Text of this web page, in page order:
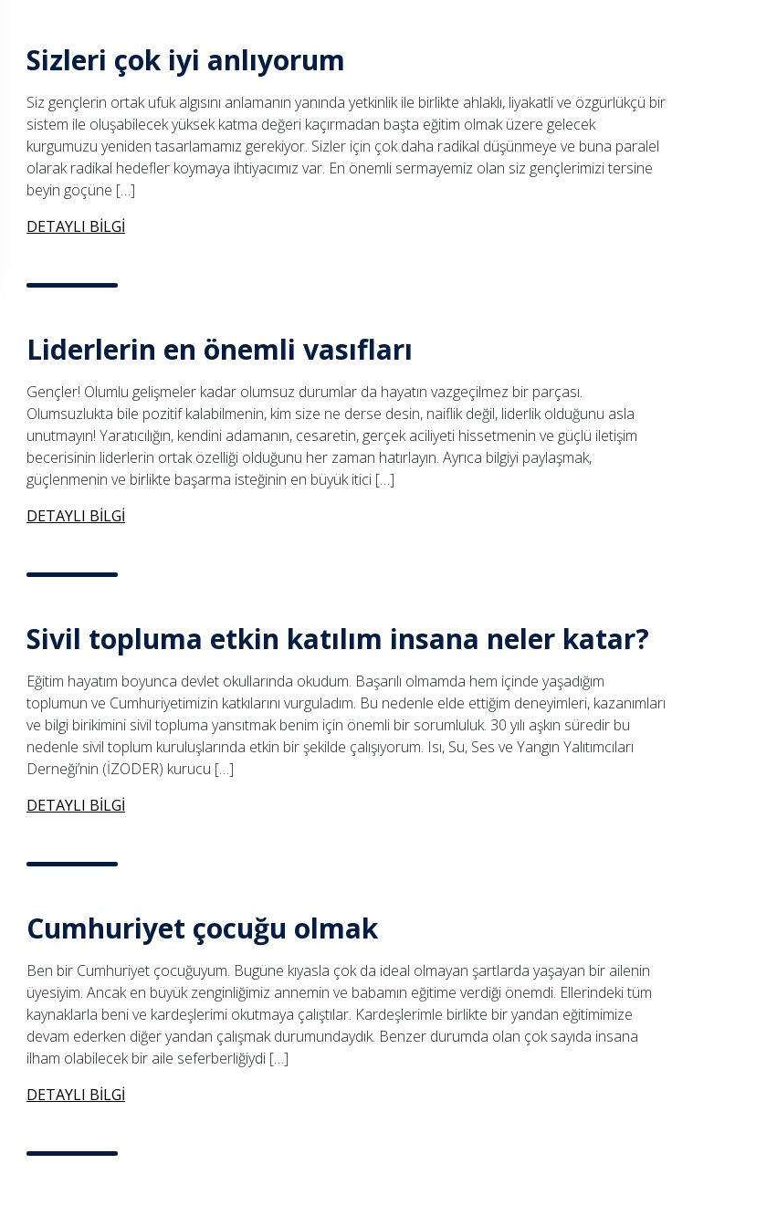
Sizleri çok iyi anlıyorum
Siz gençlerin ortak ufuk algısını anlamanın yanında yetkinlik ile birlikte ahlaklı, liyakatli ve özgürlükçü bir
sistem ile oluşabilecek yüksek katma değeri kaçırmadan başta eğitim olmak üzere gelecek
kurgumuzu yeniden tasarlamamız gerekiyor. Sizler için çok daha radikal düşünmeye ve buna paralel
olarak radikal hedefler koymaya ihtiyacımız var. En önemli sermayemiz olan siz gençlerimizi tersine
beyin göçüne […]
DETAYLI BİLGİ
Liderlerin en önemli vasıfları
Gençler! Olumlu gelişmeler kadar olumsuz durumlar da hayatın vazgeçilmez bir parçası.
Olumsuzlukta bile pozitif kalabilmenin, kim size ne derse desin, naiflik değil, liderlik olduğunu asla
unutmayın! Yaratıcılığın, kendini adamanın, cesaretin, gerçek aciliyeti hissetmenin ve güçlü iletişim
becerisinin liderlerin ortak özelliği olduğunu her zaman hatırlayın. Ayrıca bilgiyi paylaşmak,
güçlenmenin ve birlikte başarma isteğinin en büyük itici […]
DETAYLI BİLGİ
Sivil topluma etkin katılım insana neler katar?
Eğitim hayatım boyunca devlet okullarında okudum. Başarılı olmamda hem içinde yaşadığım
toplumun ve Cumhuriyetimizin katkılarını vurguladım. Bu nedenle elde ettiğim deneyimleri, kazanımları
ve bilgi birikimini sivil topluma yansıtmak benim için önemli bir sorumluluk. 30 yılı aşkın süredir bu
nedenle sivil toplum kuruluşlarında etkin bir şekilde çalışıyorum. Isı, Su, Ses ve Yangın Yalıtımcıları
Derneği’nin (İZODER) kurucu […]
DETAYLI BİLGİ
Cumhuriyet çocuğu olmak
Ben bir Cumhuriyet çocuğuyum. Bugüne kıyasla çok da ideal olmayan şartlarda yaşayan bir ailenin
üyesiyim. Ancak en büyük zenginliğimiz annemin ve babamın eğitime verdiği önemdi. Ellerindeki tüm
kaynaklarla beni ve kardeşlerimi okutmaya çalıştılar. Kardeşlerimle birlikte bir yandan eğitimimize
devam ederken diğer yandan çalışmak durumundaydık. Benzer durumda olan çok sayıda insana
ilham olabilecek bir aile seferberliğiydi […]
DETAYLI BİLGİ